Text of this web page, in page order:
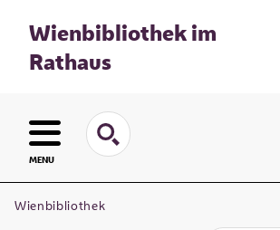
Wienbibliothek im
Rathaus
MENU
Wienbibliothek